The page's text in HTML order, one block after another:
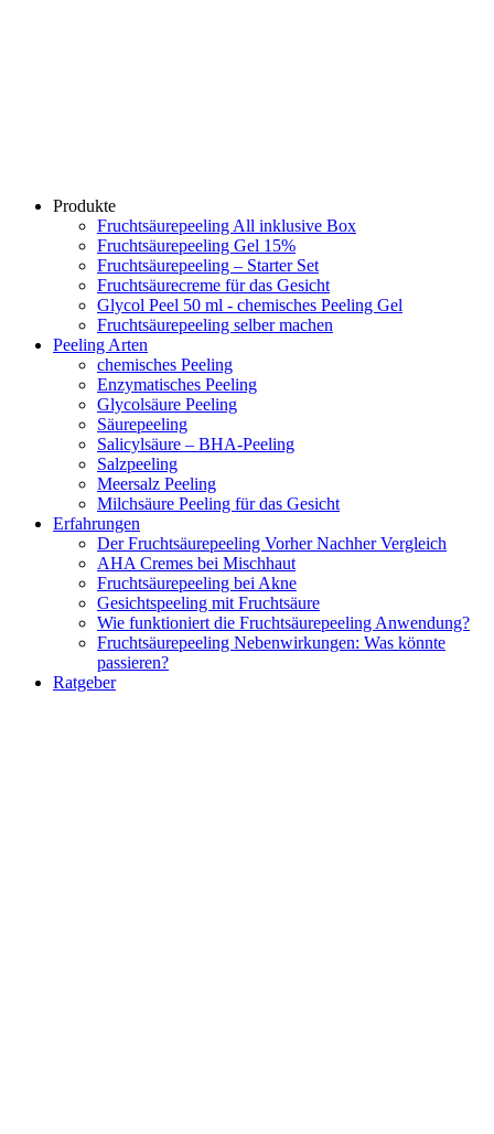
Produkte
Fruchtsäurepeeling All inklusive Box
Fruchtsäurepeeling Gel 15%
Fruchtsäurepeeling – Starter Set
Fruchtsäurecreme für das Gesicht
Glycol Peel 50 ml - chemisches Peeling Gel
Fruchtsäurepeeling selber machen
Peeling Arten
chemisches Peeling
Enzymatisches Peeling
Glycolsäure Peeling
Säurepeeling
Salicylsäure – BHA-Peeling
Salzpeeling
Meersalz Peeling
Milchsäure Peeling für das Gesicht
Erfahrungen
Der Fruchtsäurepeeling Vorher Nachher Vergleich
AHA Cremes bei Mischhaut
Fruchtsäurepeeling bei Akne
Gesichtspeeling mit Fruchtsäure
Wie funktioniert die Fruchtsäurepeeling Anwendung?
Fruchtsäurepeeling Nebenwirkungen: Was könnte
passieren?
Ratgeber